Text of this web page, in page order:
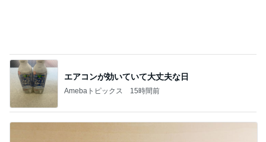
エアコンが効いていて大丈夫な日
Amebaトピックス 15時間前